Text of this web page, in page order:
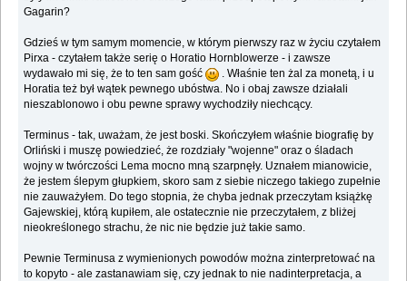
Gagarin?
Gdzieś w tym samym momencie, w którym pierwszy raz w życiu czytałem
Pirxa - czytałem także serię o Horatio Hornblowerze - i zawsze
wydawało mi się, że to ten sam gość
. Właśnie ten żal za monetą, i u
Horatia też był wątek pewnego ubóstwa. No i obaj zawsze działali
nieszablonowo i obu pewne sprawy wychodziły niechcący.
Terminus - tak, uważam, że jest boski. Skończyłem właśnie biografię by
Orliński i muszę powiedzieć, że rozdziały "wojenne" oraz o śladach
wojny w twórczości Lema mocno mną szarpnęły. Uznałem mianowicie,
że jestem ślepym głupkiem, skoro sam z siebie niczego takiego zupełnie
nie zauważyłem. Do tego stopnia, że chyba jednak przeczytam książkę
Gajewskiej, którą kupiłem, ale ostatecznie nie przeczytałem, z bliżej
nieokreślonego strachu, że nic nie będzie już takie samo.
Pewnie Terminusa z wymienionych powodów można zinterpretować na
to kopyto - ale zastanawiam się, czy jednak to nie nadinterpretacja, a